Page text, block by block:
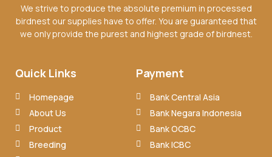
We strive to produce the absolute premium in processed
birdnest our supplies have to offer. You are guaranteed that
we only provide the purest and highest grade of birdnest.
Quick Links
Homepage
About Us
Product
Breeding
Payment
Bank Central Asia
Bank Negara Indonesia
Bank OCBC
Bank ICBC